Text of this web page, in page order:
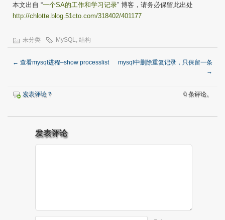
本文出自 “一个SA的工作和学习记录” 博客，请务必保留此出处
http://chlotte.blog.51cto.com/318402/401177
未分类 MySQL 结构
← 查看mysql进程–show processlist
mysql中删除重复记录，只保留一条
→
发表评论？ 0 条评论。
发表评论